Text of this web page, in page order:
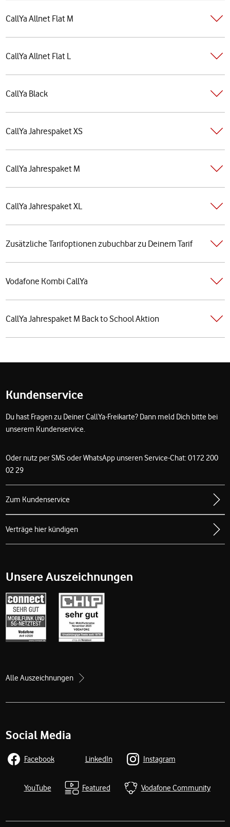
CallYa Allnet Flat M
CallYa Allnet Flat L
CallYa Black
CallYa Jahrespaket XS
CallYa Jahrespaket M
CallYa Jahrespaket XL
Zusätzliche Tarifoptionen zubuchbar zu Deinem Tarif
Vodafone Kombi CallYa
CallYa Jahrespaket M Back to School Aktion
Kundenservice
Du hast Fragen zu Deiner CallYa-Freikarte? Dann meld Dich bitte bei
unserem Kundenservice.
Oder nutz per SMS oder WhatsApp unseren Service-Chat: 0172 200
02 29
Zum Kundenservice
Verträge hier kündigen
Unsere Auszeichnungen
Alle Auszeichnungen
Social Media
Facebook LinkedIn Instagram
YouTube Featured Vodafone Community